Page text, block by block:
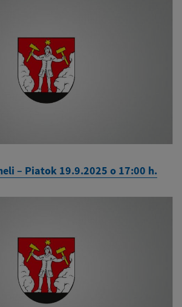
– Piatok 19.9.2025 o 17:00 h.